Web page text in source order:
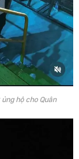
hộ cho Quân